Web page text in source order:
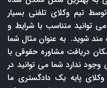
تیم وکلای تلفنی بسیار
توانید متناسب با شرایط و
مند شوید. به عنوان مثال شما
دریافت مشاوره حقوقی با
ندارد شما می توانید در
پایه یک دادگستری ما